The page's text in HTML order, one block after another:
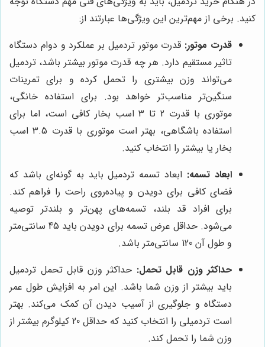
کنید. برخی از مهم‌ترین این ویژگی‌ها عبارتند از:
قدرت موتور: قدرت موتور تردمیل بر عملکرد و دوام دستگاه
تاثیر مستقیم دارد. هر چه قدرت موتور بیشتر باشد، تردمیل
می‌تواند وزن بیشتری را تحمل کرده و برای تمرینات
سنگین‌تر مناسب‌تر خواهد بود. برای استفاده خانگی،
موتوری با قدرت 2 تا 3 اسب بخار کافی است، اما برای
استفاده باشگاهی، بهتر است موتوری با قدرت 3.5 اسب
بخار یا بیشتر را انتخاب کنید.
ابعاد تسمه: ابعاد تسمه تردمیل باید به گونه‌ای باشد که
فضای کافی برای دویدن و پیاده‌روی راحت را فراهم کند.
برای افراد قد بلند، تسمه‌های پهن‌تر و بلندتر توصیه
می‌شود. حداقل عرض تسمه برای دویدن باید 45 سانتی‌متر
و طول آن 120 سانتی‌متر باشد.
حداکثر وزن قابل تحمل: حداکثر وزن قابل تحمل تردمیل
باید بیشتر از وزن شما باشد. این امر به افزایش طول عمر
دستگاه و جلوگیری از آسیب دیدن آن کمک می‌کند. بهتر
است تردمیلی را انتخاب کنید که حداقل 20 کیلوگرم بیشتر از
وزن شما را تحمل کند.